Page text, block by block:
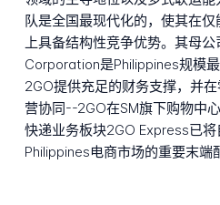
队是全国最现代化的，使其在
上具备结构性竞争优势。其母
Corporation是Philippines规模
2GO提供充足的财务支撑，并
营协同--2GO在SM旗下购物中
快递业务板块2GO Express已
Philippines电商市场的重要末端